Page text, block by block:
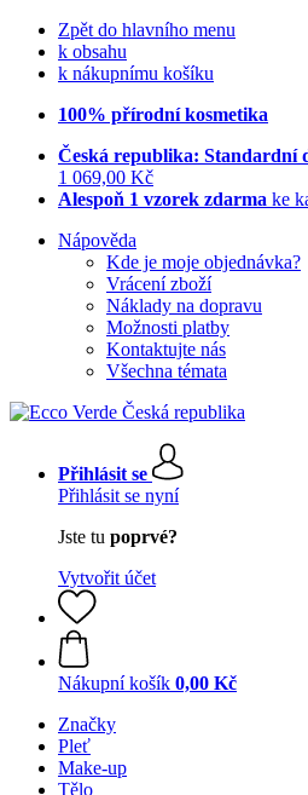
Zpět do hlavního menu
k obsahu
k nákupnímu košíku
100% přírodní kosmetika
Česká republika: Standardní
1 069,00 Kč
Alespoň 1 vzorek zdarma ke
Nápověda
Kde je moje objednávka?
Vrácení zboží
Náklady na dopravu
Možnosti platby
Kontaktujte nás
Všechna témata
Přihlásit se
Přihlásit se nyní
Jste tu poprvé?
Vytvořit účet
Nákupní košík 0,00 Kč
Značky
Pleť
Make-up
Tělo